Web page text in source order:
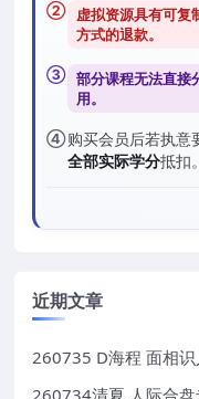
② 虚拟资源具有可复
方式的退款。
③ 部分课程无法直接
用。
④购买会员后若执意
全部实际学分抵扣。
近期文章
260735 D海程 面相